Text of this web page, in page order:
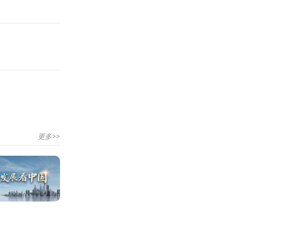
更多>>